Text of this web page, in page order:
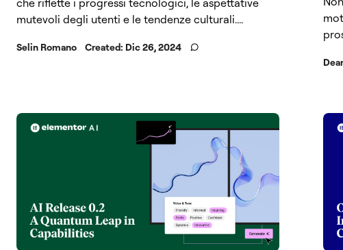
che riflette i progressi tecnologici, le aspettative
mutevoli degli utenti e le tendenze culturali....
Selin Romano Created: Dic 26, 2024